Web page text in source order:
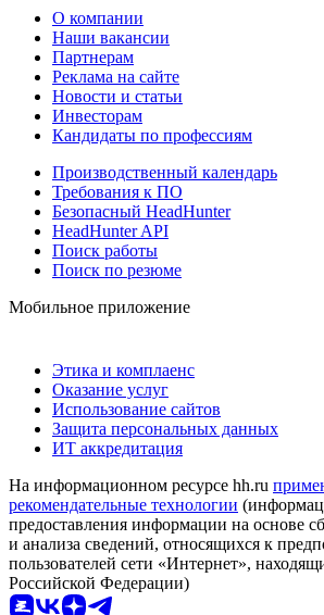
О компании
Наши вакансии
Партнерам
Реклама на сайте
Новости и статьи
Инвесторам
Кандидаты по профессиям
Производственный календарь
Требования к ПО
Безопасный HeadHunter
HeadHunter API
Поиск работы
Поиск по резюме
Мобильное приложение
Этика и комплаенс
Оказание услуг
Использование сайтов
Защита персональных данных
ИТ аккредитация
На информационном ресурсе hh.ru
рекомендательные технологии
предоставления информации на основе
и анализа сведений, относящихся к
пользователей сети «Интернет»,
Российской Федерации)